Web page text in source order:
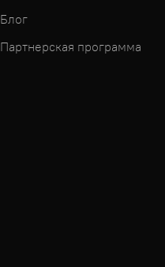
Блог
Партнерская программа